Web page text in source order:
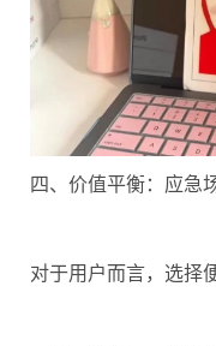
四、价值平衡：应急
对于用户而言，选择